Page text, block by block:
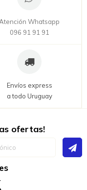
Atención Whatsapp
096 91 91 91
Envíos express
a todo Uruguay
ofertas!